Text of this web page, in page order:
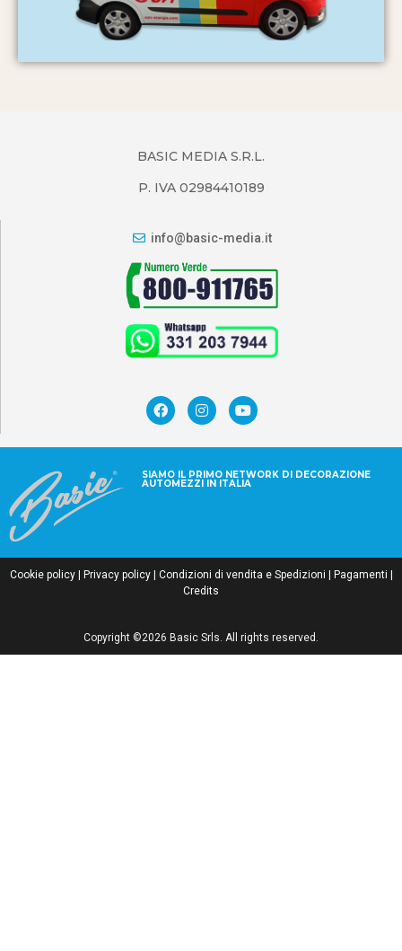
BASIC MEDIA S.R.L.
P. IVA 02984410189
info@basic-media.it
SIAMO IL PRIMO NETWORK DI DECORAZIONE
AUTOMEZZI IN ITALIA
Cookie policy| Privacy policy| Condizioni di vendita e Spedizioni | Pagamenti |
Credits
Copyright ©2026 Basic Srls. All rights reserved.